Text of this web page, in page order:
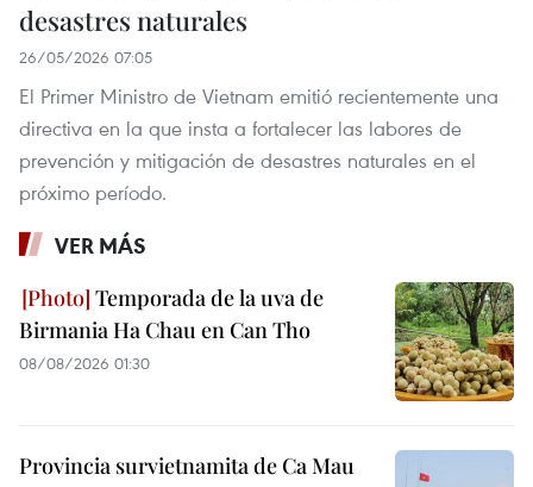
desastres naturales
26/05/2026 07:05
El Primer Ministro de Vietnam emitió recientemente una
directiva en la que insta a fortalecer las labores de
prevención y mitigación de desastres naturales en el
próximo período.
VER MÁS
Temporada de la uva de
Birmania Ha Chau en Can Tho
08/08/2026 01:30
Provincia survietnamita de Ca Mau